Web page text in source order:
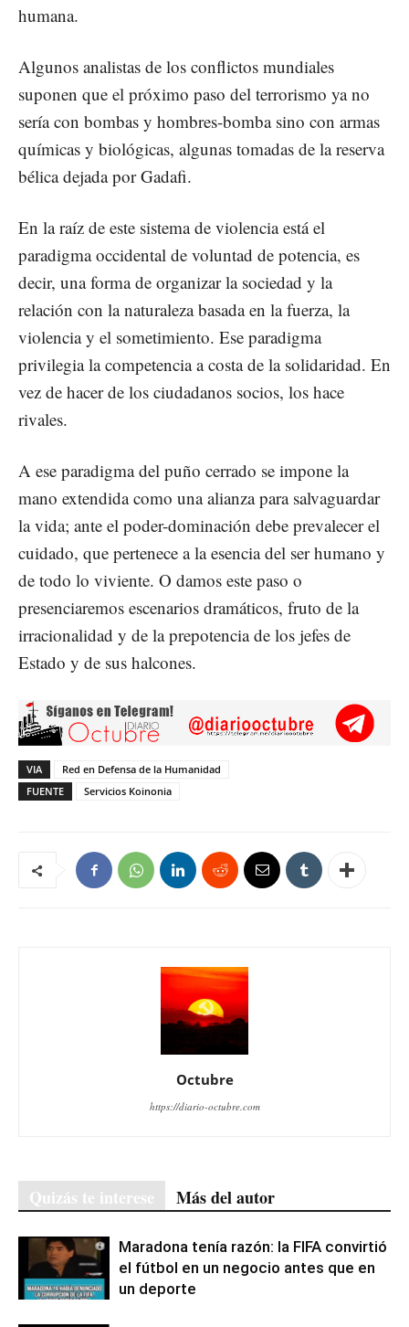
humana.
Algunos analistas de los conflictos mundiales
suponen que el próximo paso del terrorismo ya no
sería con bombas y hombres-bomba sino con armas
químicas y biológicas, algunas tomadas de la reserva
bélica dejada por Gadafi.
En la raíz de este sistema de violencia está el
paradigma occidental de voluntad de potencia, es
decir, una forma de organizar la sociedad y la
relación con la naturaleza basada en la fuerza, la
violencia y el sometimiento. Ese paradigma
privilegia la competencia a costa de la solidaridad. En
vez de hacer de los ciudadanos socios, los hace
rivales.
A ese paradigma del puño cerrado se impone la
mano extendida como una alianza para salvaguardar
la vida; ante el poder-dominación debe prevalecer el
cuidado, que pertenece a la esencia del ser humano y
de todo lo viviente. O damos este paso o
presenciaremos escenarios dramáticos, fruto de la
irracionalidad y de la prepotencia de los jefes de
Estado y de sus halcones.
VIA
Red en Defensa de la Humanidad
FUENTE
Servicios Koinonia
Octubre
https://diario-octubre.com
Quizás te interese Más del autor
Maradona tenía razón: la FIFA convirtió
el fútbol en un negocio antes que en
un deporte